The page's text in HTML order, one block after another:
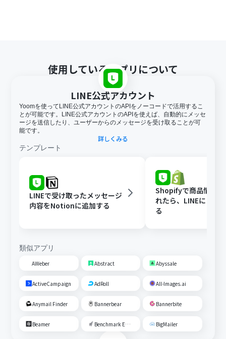
使用しているアプリについて
LINE公式アカウント
Yoomを使ってLINE公式アカウントのAPIをノーコードで活用するこ
とが可能です。LINE公式アカウントのAPIを使えば、自動的にメッセ
ージを送信したり、ユーザーからのメッセージを受け取ることが可
能です。
詳しくみる
テンプレート
LINEで受け取ったメッセージ
内容をNotionに追加する
Shopifyで商品情報が
れたら、LINEに自動
る
類似アプリ
AWeber Abstract Abyssale
ActiveCampaign AdRoll All-Images.ai
Anymail Finder Bannerbear Bannerbite
Beamer Benchmark Email BigMailer